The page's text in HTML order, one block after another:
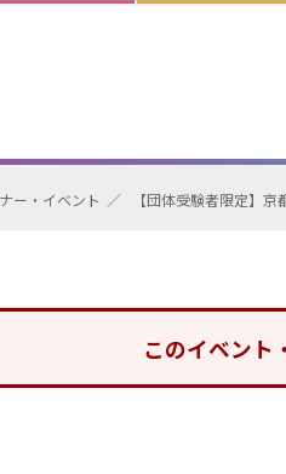
ー・イベント 【団体受験者限定】
このイベント